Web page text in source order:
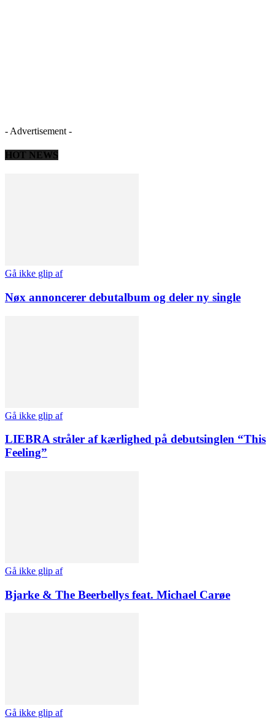
- Advertisement -
HOT NEWS
Gå ikke glip af
Nøx annoncerer debutalbum og deler ny single
Gå ikke glip af
LIEBRA stråler af kærlighed på debutsinglen “This
Feeling”
Gå ikke glip af
Bjarke & The Beerbellys feat. Michael Carøe
Gå ikke glip af